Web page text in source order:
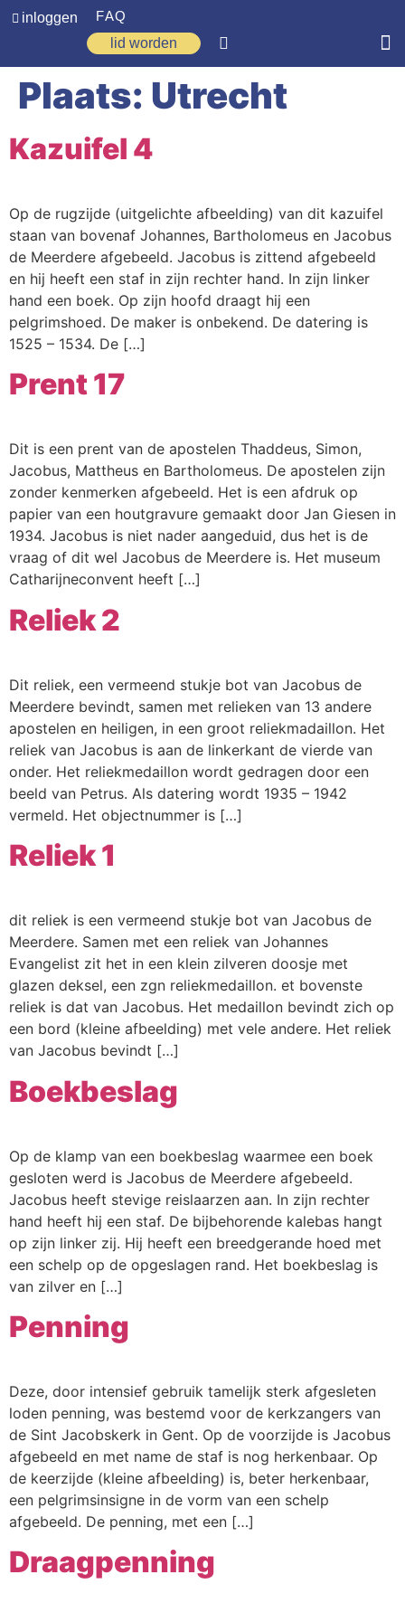
inloggen
FAQ
lid worden
Home
Spirituele reis
Ervaringen
Regio’s
Nieuws
Agenda
Contact
Plaats: Utrecht
Kazuifel 4
Op de rugzijde (uitgelichte afbeelding) van dit kazuifel
staan van bovenaf Johannes, Bartholomeus en Jacobus
de Meerdere afgebeeld. Jacobus is zittend afgebeeld
en hij heeft een staf in zijn rechter hand. In zijn linker
hand een boek. Op zijn hoofd draagt hij een
pelgrimshoed. De maker is onbekend. De datering is
1525 – 1534. De […]
Prent 17
Dit is een prent van de apostelen Thaddeus, Simon,
Jacobus, Mattheus en Bartholomeus. De apostelen zijn
zonder kenmerken afgebeeld. Het is een afdruk op
papier van een houtgravure gemaakt door Jan Giesen in
1934. Jacobus is niet nader aangeduid, dus het is de
vraag of dit wel Jacobus de Meerdere is. Het museum
Catharijneconvent heeft […]
Reliek 2
Dit reliek, een vermeend stukje bot van Jacobus de
Meerdere bevindt, samen met relieken van 13 andere
apostelen en heiligen, in een groot reliekmadaillon. Het
reliek van Jacobus is aan de linkerkant de vierde van
onder. Het reliekmedaillon wordt gedragen door een
beeld van Petrus. Als datering wordt 1935 – 1942
vermeld. Het objectnummer is […]
Reliek 1
dit reliek is een vermeend stukje bot van Jacobus de
Meerdere. Samen met een reliek van Johannes
Evangelist zit het in een klein zilveren doosje met
glazen deksel, een zgn reliekmedaillon. et bovenste
reliek is dat van Jacobus. Het medaillon bevindt zich op
een bord (kleine afbeelding) met vele andere. Het reliek
van Jacobus bevindt […]
Boekbeslag
Op de klamp van een boekbeslag waarmee een boek
gesloten werd is Jacobus de Meerdere afgebeeld.
Jacobus heeft stevige reislaarzen aan. In zijn rechter
hand heeft hij een staf. De bijbehorende kalebas hangt
op zijn linker zij. Hij heeft een breedgerande hoed met
een schelp op de opgeslagen rand. Het boekbeslag is
van zilver en […]
Penning
Deze, door intensief gebruik tamelijk sterk afgesleten
loden penning, was bestemd voor de kerkzangers van
de Sint Jacobskerk in Gent. Op de voorzijde is Jacobus
afgebeeld en met name de staf is nog herkenbaar. Op
de keerzijde (kleine afbeelding) is, beter herkenbaar,
een pelgrimsinsigne in de vorm van een schelp
afgebeeld. De penning, met een […]
Draagpenning